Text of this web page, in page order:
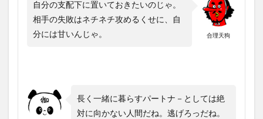
合理天狗
自分の支配下に置いておきたいのじゃ。
相手の失敗はネチネチ攻めるくせに、自
分には甘いんじゃ。
長く一緒に暮らすパートナ－としては絶
対に向かない人間だね。逃げろっだね。